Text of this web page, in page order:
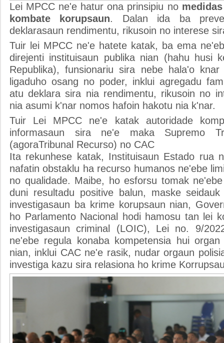
Lei MPCC ne'e hatur ona prinsipiu no
kombate korupsaun. Dalan ida ba
deklarasaun rendimentu, rikusoin no interese
Tuir lei MPCC ne'e hatete katak, ba ema
direjenti instituisaun publika nian (hahu husi
Republika), funsionariu sira nebe hala'o
ligaduho osang no poder, inklui agregadu
atu deklara sira nia rendimentu, rikusoin no
nia asumi k'nar nomos hafoin hakotu nia k'nar.
Tuir Lei MPCC ne'e katak autoridade
informasaun sira ne'e maka Supremo
(agoraTribunal Recurso) no CAC
Ita rekunhese katak, Instituisaun Estado rua
nafatin obstaklu ha recurso humanos ne'ebe
no qualidade. Maibe, ho esforsu tomak
duni resultadu positive balun, maske
investigasaun ba krime korupsaun nian,
ho Parlamento Nacional hodi hamosu tan lei
investigasaun criminal (LOIC), Lei no. 9/
ne'ebe regula konaba kompetensia hui
nian, inklui CAC ne'e rasik, nudar orgaun
investiga kazu sira relasiona ho krime